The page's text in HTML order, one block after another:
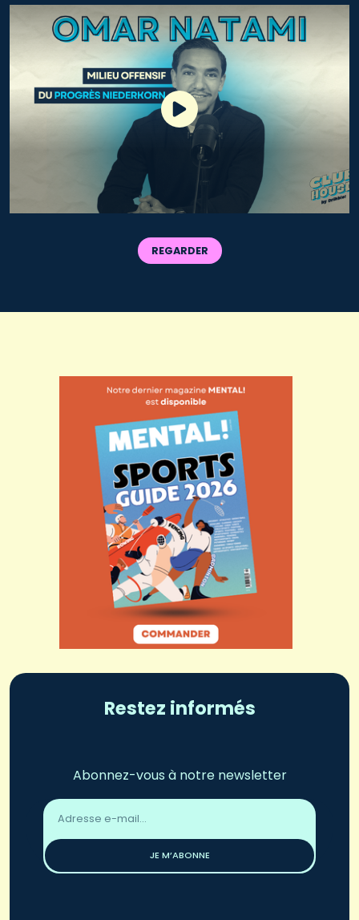
REGARDER
Restez informés
Abonnez-vous à notre newsletter
Adresse
email
JE M’ABONNE